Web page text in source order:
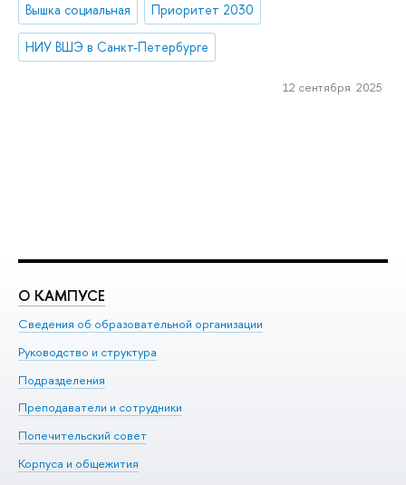
Вышка социальная Приоритет 2030
НИУ ВШЭ в Санкт-Петербурге
12 сентября 2025
О КАМПУСЕ
Сведения об образовательной организации
Руководство и структура
Подразделения
Преподаватели и сотрудники
Попечительский совет
Корпуса и общежития